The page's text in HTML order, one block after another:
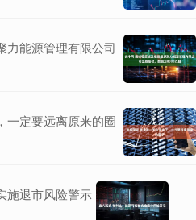
力能源管理有限公司
一定要远离原来的圈
施退市风险警示